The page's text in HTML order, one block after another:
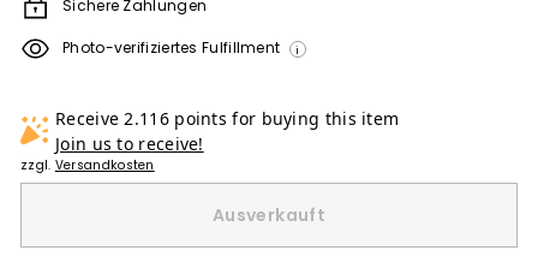
Sichere Zahlungen
Photo-verifiziertes Fulfillment i
Receive 2.116 points for buying this item
Join us to receive!
zzgl. Versandkosten
Ausverkauft